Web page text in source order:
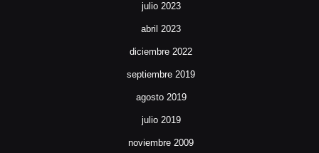
julio 2023
abril 2023
diciembre 2022
septiembre 2019
agosto 2019
julio 2019
noviembre 2009